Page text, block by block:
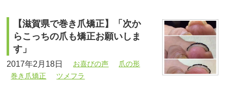
【滋賀県で巻き爪矯正】「次か
らこっちの爪も矯正お願いしま
す」
2017年2月18日 お喜びの声
爪の形
巻き爪矯正
ツメフラ